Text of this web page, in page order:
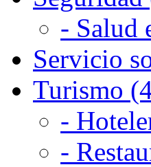
- Salud
Servicio
Turismo
-
-